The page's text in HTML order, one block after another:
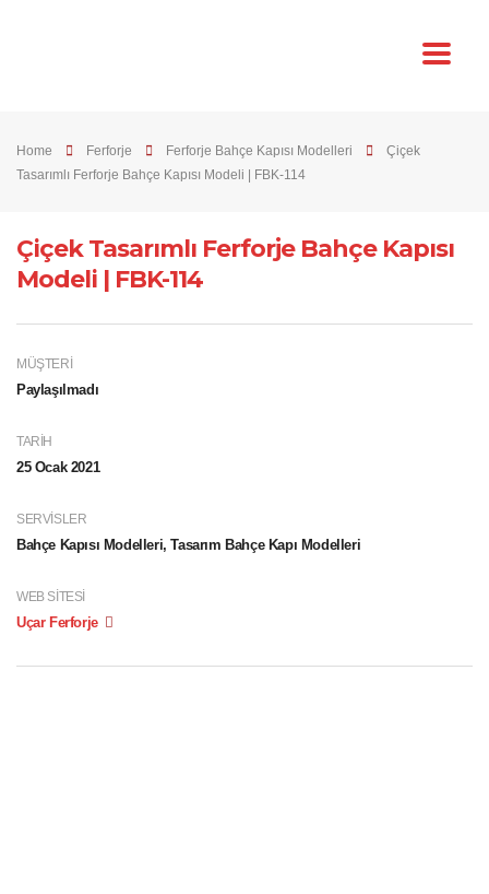
Home Ferforje Ferforje Bahçe Kapısı Modelleri
Çiçek
Tasarımlı Ferforje Bahçe Kapısı Modeli | FBK-114
Çiçek Tasarımlı Ferforje Bahçe Kapısı
Modeli | FBK-114
MÜŞTERI
Paylaşılmadı
TARIH
25 Ocak 2021
SERVISLER
Bahçe Kapısı Modelleri, Tasarım Bahçe Kapı Modelleri
WEB SITESI
Uçar Ferforje